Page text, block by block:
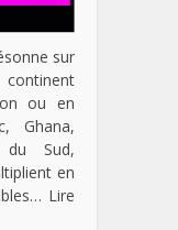
sur
ou en
Ghana,
du Sud,
en
Lire